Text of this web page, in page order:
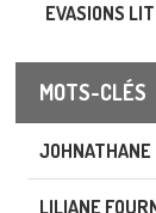
EVASIONS
MOTS-CLÉS
JOHNATHANE
LILIANE